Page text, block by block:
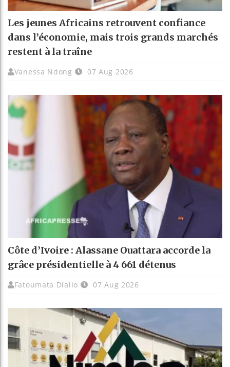
Les jeunes Africains retrouvent confiance
dans l’économie, mais trois grands marchés
restent à la traîne
Vanessa Ndong 07 Aug 2026
Côte d’Ivoire : Alassane Ouattara accorde la
grâce présidentielle à 4 661 détenus
Fatoumata Diallo 07 Aug 2026